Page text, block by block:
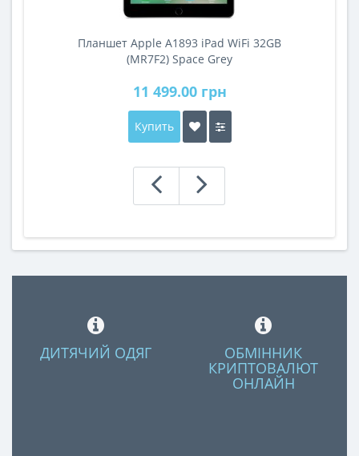
Планшет Apple A1893 iPad WiFi 32GB
(MR7F2) Space Grey
11 499.00 грн
Купить
ДИТЯЧИЙ ОДЯГ ОБМІННИК
КРИПТОВАЛЮТ
ОНЛАЙН